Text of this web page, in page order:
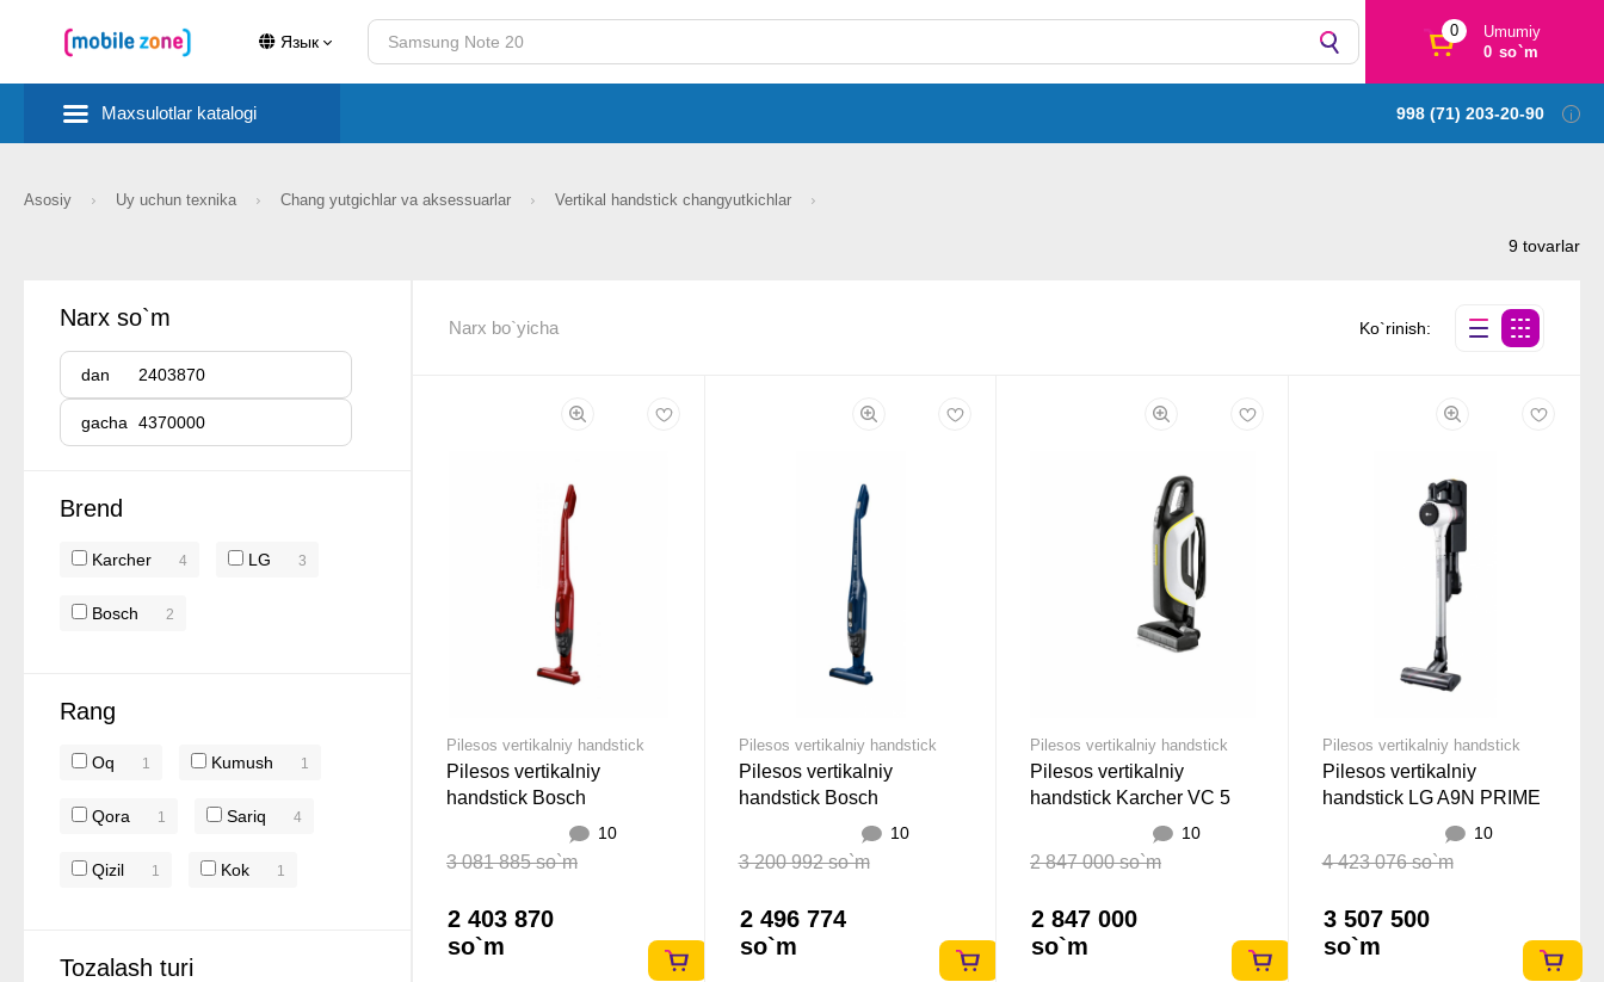
Язык
0
Umumiy
0 so`m
Maxsulotlar katalogi 998 (71) 203-20-90
Asosiy Uy uchun texnika Chang yutgichlar va aksessuarlar Vertikal handstick changyutkichlar
9 tovarlar
Narx so`m
dan
gacha
Brend
Karcher 4 LG 3
Bosch 2
Rang
Oq 1 Kumush 1
Qora 1 Sariq 4
Qizil 1 Kok 1
Tozalash turi
Narx bo`yicha Ko`rinish:
Pilesos vertikalniy handstick
Pilesos vertikalniy
handstick Bosch
10
3 081 885 so`m
2 403 870
so`m
Pilesos vertikalniy handstick
Pilesos vertikalniy
handstick Bosch
BCHF2MX20 Kok 10
3 200 992 so`m
2 496 774
so`m
Pilesos vertikalniy handstick
Pilesos vertikalniy
handstick Karcher VC 5
Premium Sariq
10
2 847 000 so`m
2 847 000
so`m
Pilesos vertikalniy handstick
Pilesos vertikalniy
handstick LG A9N PRIME
10
4 423 076 so`m
3 507 500
so`m